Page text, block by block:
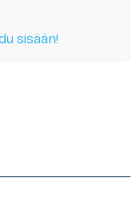
sisään!